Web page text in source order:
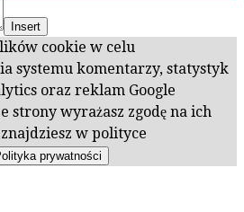
Insert
cookie w celu
systemu komentarzy, statystyk
oraz reklam Google
strony wyrażasz zgodę na ich
znajdziesz w polityce
prywatności